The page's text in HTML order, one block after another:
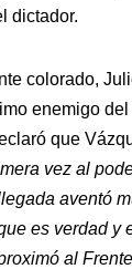
dictador.
colorado,
enemigo
que
vez al
aventó
es verdad y
al